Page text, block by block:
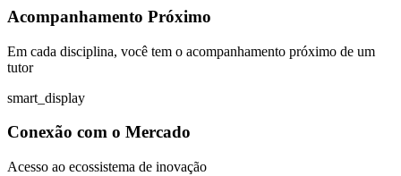
Acompanhamento Próximo
Em cada disciplina, você tem o acompanhamento próximo de um
tutor
smart_display
Conexão com o Mercado
Acesso ao ecossistema de inovação